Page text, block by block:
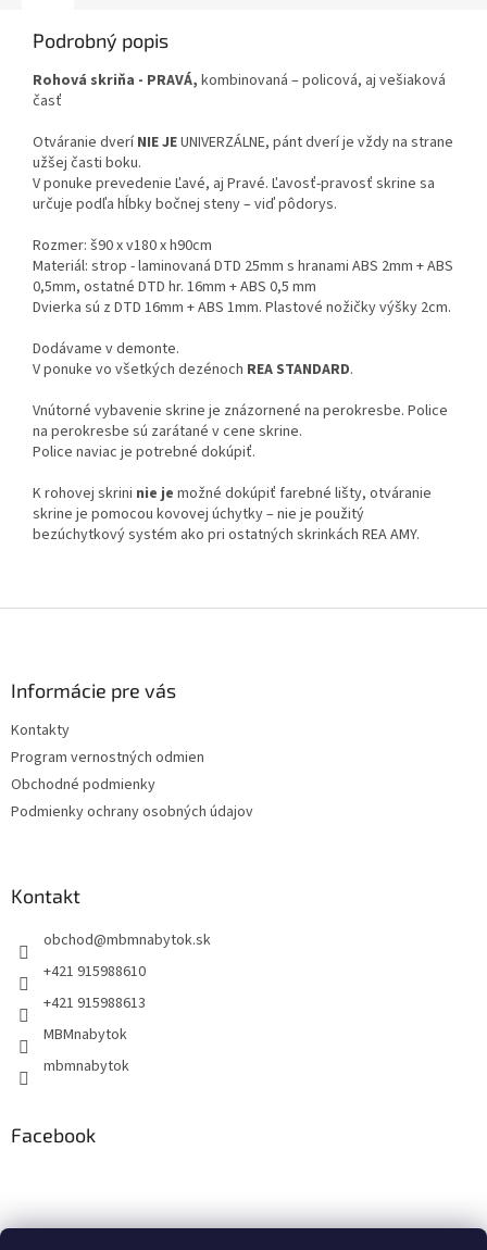
Podrobný popis
Rohová skriňa - PRAVÁ, kombinovaná – policová, aj vešiaková
časť
Otváranie dveríNIE JEUNIVERZÁLNE, pánt dverí je vždy na strane
užšej časti boku.
V ponuke prevedenie Ľavé, aj Pravé. Ľavosť-pravosť skrine sa
určuje podľa hĺbky bočnej steny – viď pôdorys.
Rozmer: š90 x v180 x h90cm
Materiál: strop - laminovaná DTD 25mm s hranami ABS 2mm + ABS
0,5mm, ostatné DTD hr. 16mm + ABS 0,5 mm
Dvierka sú z DTD 16mm + ABS 1mm. Plastové nožičky výšky 2cm.
Dodávame v demonte.
V ponuke vo všetkých dezénoch REA STANDARD.
Vnútorné vybavenie skrine je znázornené na perokresbe. Police
na perokresbe sú zarátané v cene skrine.
Police naviac je potrebné dokúpiť.
K rohovej skrini nie je možné dokúpiť farebné lišty, otváranie
skrine je pomocou kovovej úchytky – nie je použitý
bezúchytkový systém ako pri ostatných skrinkách REA AMY.
Informácie pre vás
Kontakty
Program vernostných odmien
Obchodné podmienky
Podmienky ochrany osobných údajov
Kontakt
obchod@mbmnabytok.sk
+421 915988610
+421 915988613
MBMnabytok
mbmnabytok
Facebook